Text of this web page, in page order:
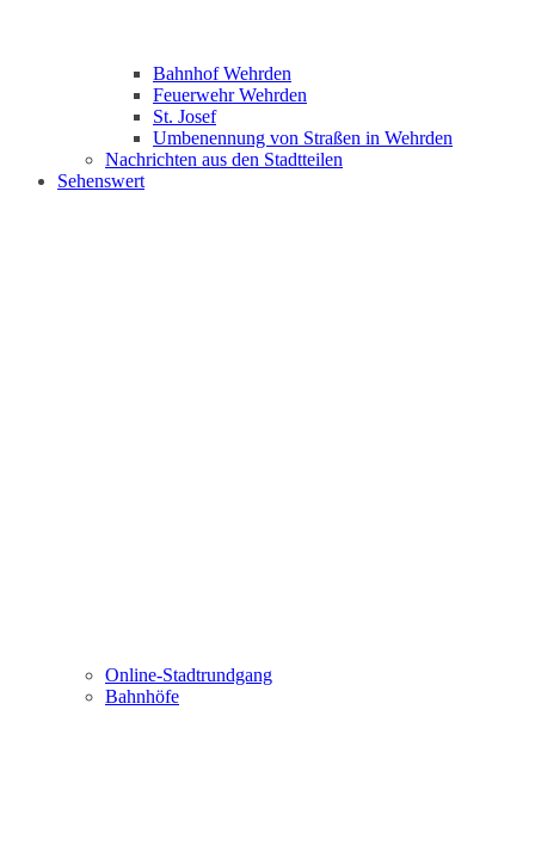
Bahnhof Wehrden
Feuerwehr Wehrden
St. Josef
Umbenennung von Straßen in Wehrden
Nachrichten aus den Stadtteilen
Sehenswert
Online-Stadtrundgang
Bahnhöfe